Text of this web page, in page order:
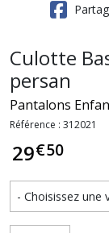
Culotte
persan
Pantalons
Référence : 312021
29€50